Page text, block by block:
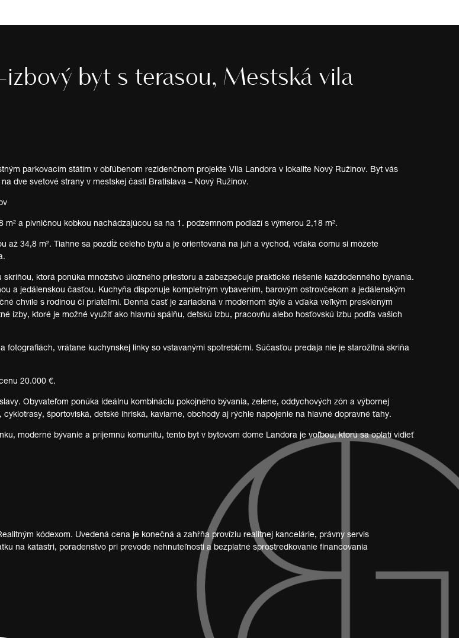
byt s terasou, Mestská vila
parkovacím státím v obľúbenom rezidenčnom projekte Vila Landora v lokalite Nový Ružinov. Byt vás
dve svetové strany v mestskej časti Bratislava – Nový Ružinov.
a pivničnou kobkou nachádzajúcou sa na 1. podzemnom podlaží s výmerou 2,18 m².
až 34,8 m². Tiahne sa pozdĺž celého bytu a je orientovaná na juh a východ, vďaka čomu si môžete
ktorá ponúka množstvo úložného priestoru a zabezpečuje praktické riešenie každodenného bývania.
a jedálenskou časťou. Kuchyňa disponuje kompletným vybavením, barovým ostrovčekom a jedálenským
chvíle s rodinou či priateľmi. Denná časť je zariadená v modernom štýle a vďaka veľkým preskleným
izby, ktoré je možné využiť ako hlavnú spálňu, detskú izbu, pracovňu alebo hosťovskú izbu podľa vašich
fotografiách, vrátane kuchynskej linky so vstavanými spotrebičmi. Súčasťou predaja nie je starožitná skriňa
20.000 €.
Obyvateľom ponúka ideálnu kombináciu pokojného bývania, zelene, oddychových zón a výbornej
športoviská, detské ihriská, kaviarne, obchody aj rýchle napojenie na hlavné dopravné ťahy.
moderné bývanie a príjemnú komunitu, tento byt v bytovom dome Landora je voľbou, ktorú sa oplatí vidieť
kódexom. Uvedená cena je konečná a zahŕňa províziu realitnej kancelárie, právny servis
na katastri, poradenstvo pri prevode nehnuteľnosti a bezplatné sprostredkovanie financovania